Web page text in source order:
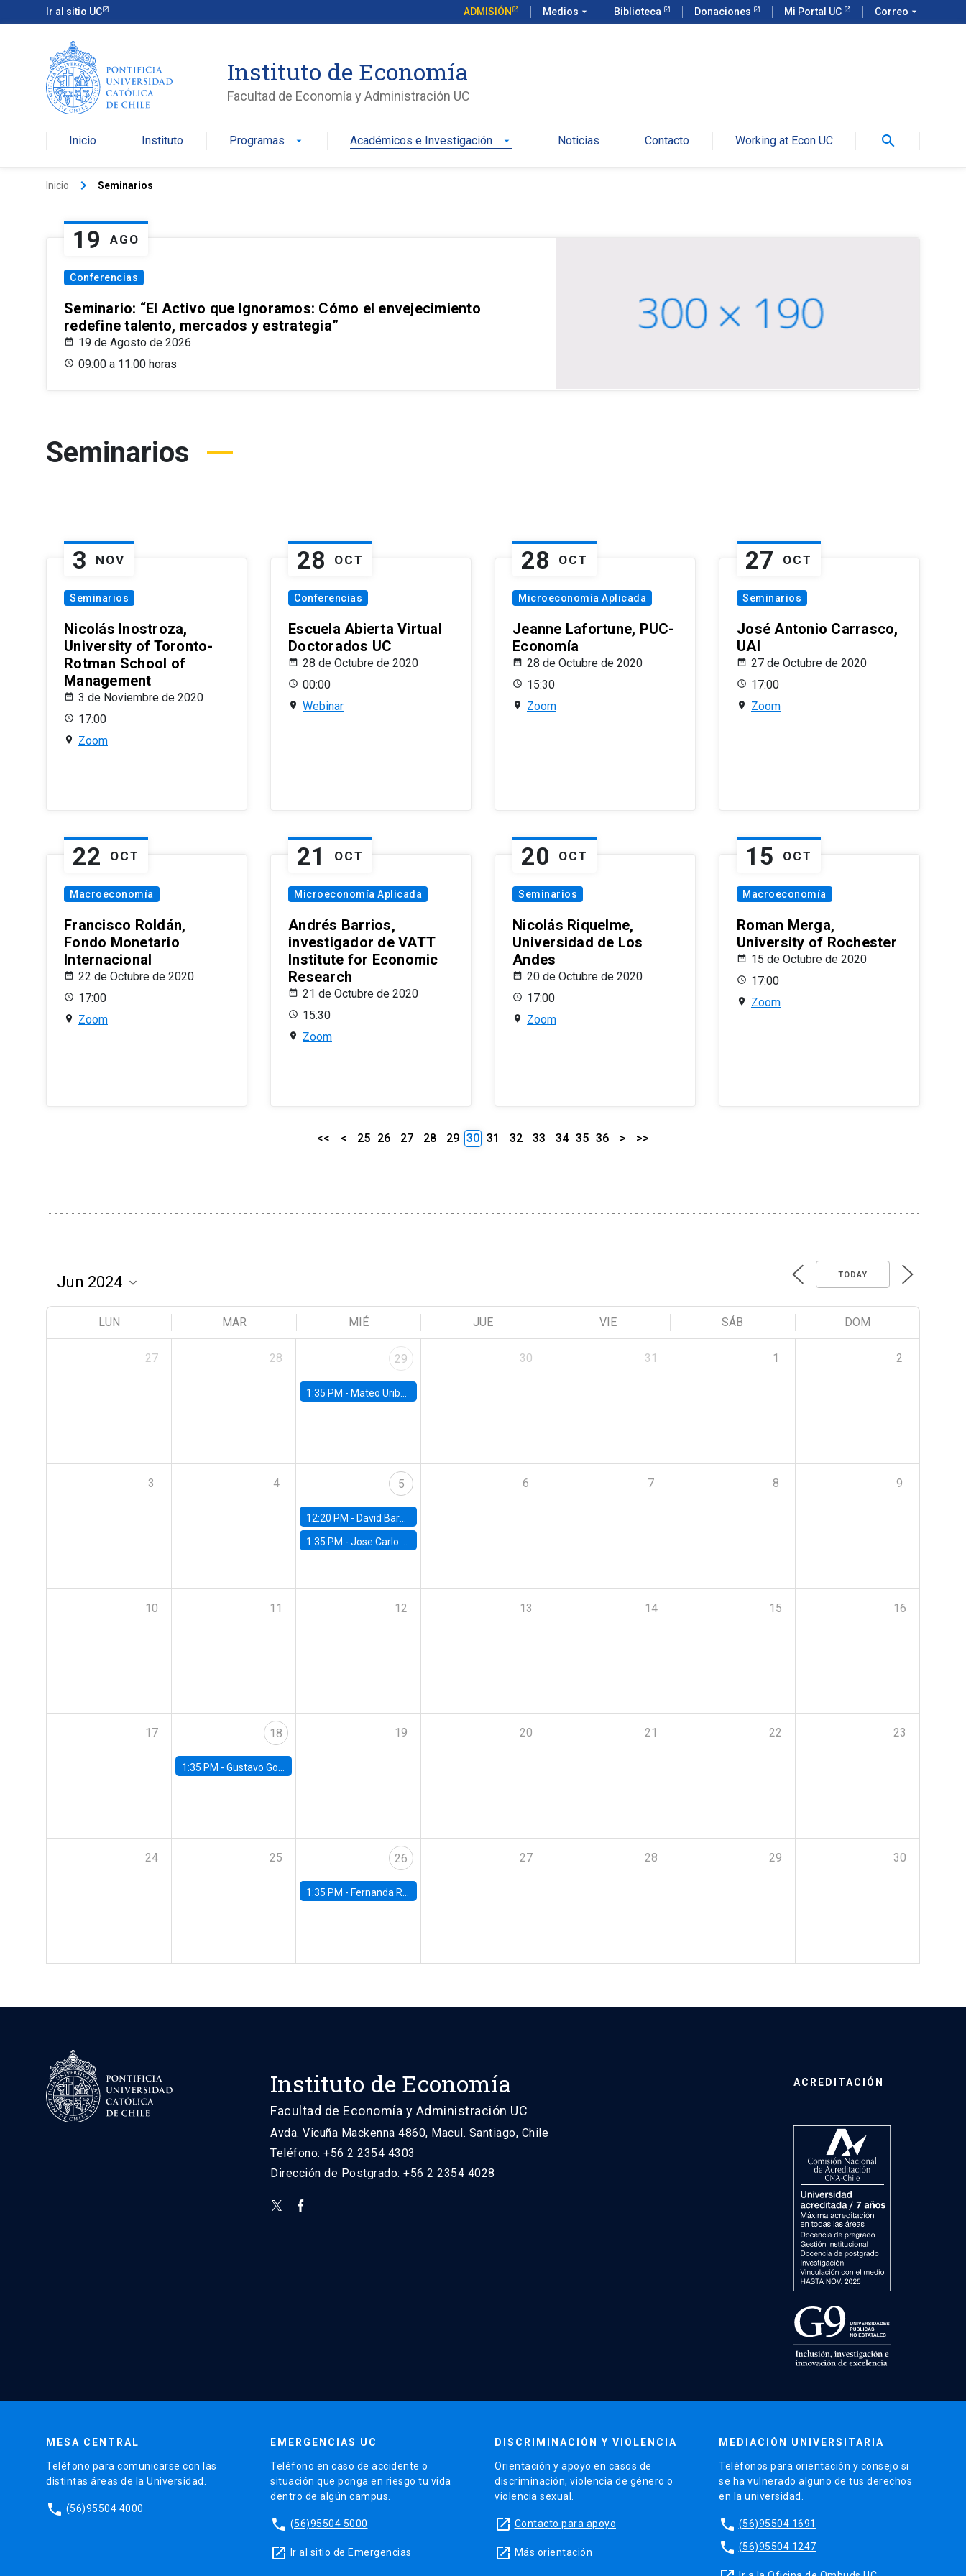
Ir al sitio UC ADMISIÓN Medios arrow_drop_down Biblioteca Donaciones Mi Portal UC Correo arrow_drop_down
Instituto de Economía
Facultad de Economía y Administración UC
Inicio Instituto Programas arrow_drop_down Académicos e Investigación arrow_drop_down Noticias Contacto Working at Econ UC search
Inicio keyboard_arrow_right Seminarios
19 AGO
Conferencias
Seminario: “El Activo que Ignoramos: Cómo el envejecimiento
redefine talento, mercados y estrategia”
19 de Agosto de 2026
09:00 a 11:00 horas
Seminarios
3 NOV
Seminarios
Nicolás Inostroza,
University of Toronto-
Rotman School of
Management
3 de Noviembre de 2020
17:00
Zoom
28 OCT
Conferencias
Escuela Abierta Virtual
Doctorados UC
28 de Octubre de 2020
00:00
Webinar
28 OCT
Microeconomía Aplicada
Jeanne Lafortune, PUC-
Economía
28 de Octubre de 2020
15:30
Zoom
27 OCT
Seminarios
José Antonio Carrasco,
UAI
27 de Octubre de 2020
17:00
Zoom
22 OCT
Macroeconomía
Francisco Roldán,
Fondo Monetario
Internacional
22 de Octubre de 2020
17:00
Zoom
21 OCT
Microeconomía Aplicada
Andrés Barrios,
investigador de VATT
Institute for Economic
Research
21 de Octubre de 2020
15:30
Zoom
20 OCT
Seminarios
Nicolás Riquelme,
Universidad de Los
Andes
20 de Octubre de 2020
17:00
Zoom
15 OCT
Macroeconomía
Roman Merga,
University of Rochester
15 de Octubre de 2020
17:00
Zoom
<< < 25 26 27 28 29 30 31 32 33 34 35 36 > >>
TODAY
LUN MAR MIÉ JUE VIE SÁB DOM
27 28 29
1:35 PM - Mateo Uribe-Castro, Universidad de los Andes (Colombia)
30 31 1 2
3 4 5
12:20 PM - David Bardey, Universidad de los Andes - CEDE
1:35 PM -Jose Carlo Bermudez, UC (ME) & World Bank
6 7 8 9
10 11 12 13 14 15 16
17 18
1:35 PM - Gustavo González, Banco Central de Chile
19 20 21 22 23
24 25 26
1:35 PM - Fernanda Rojas Ampuero, University of Wisconsin-Madison
27 28 29 30
Instituto de Economía
Facultad de Economía y Administración UC
Avda. Vicuña Mackenna 4860, Macul. Santiago, Chile
Teléfono: +56 2 2354 4303
Dirección de Postgrado: +56 2 2354 4028
ACREDITACIÓN
MESA CENTRAL
Teléfono para comunicarse con las
distintas áreas de la Universidad.
phone (56)95504 4000
EMERGENCIAS UC
Teléfono en caso de accidente o
situación que ponga en riesgo tu vida
dentro de algún campus.
phone (56)95504 5000
launch Ir al sitio de Emergencias
DISCRIMINACIÓN Y VIOLENCIA
Orientación y apoyo en casos de
discriminación, violencia de género o
violencia sexual.
launch Contacto para apoyo
launch Más orientación
MEDIACIÓN UNIVERSITARIA
Teléfonos para orientación y consejo si
se ha vulnerado alguno de tus derechos
en la universidad.
phone (56)95504 1691
phone (56)95504 1247